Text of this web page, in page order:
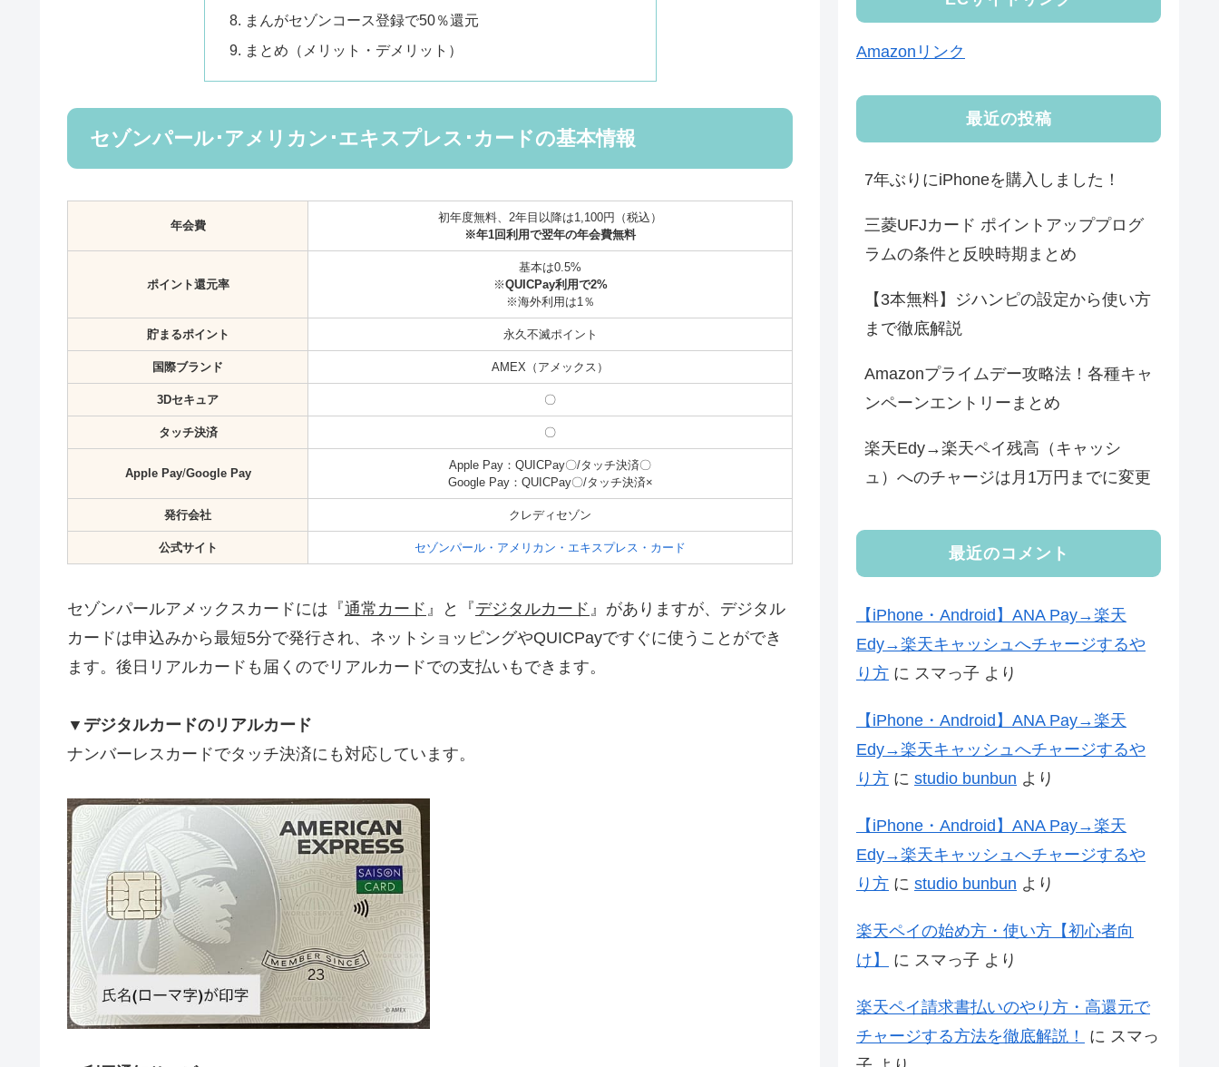
まんがセゾンコース登録で50％還元
まとめ（メリット・デメリット）
セゾンパール･アメリカン･エキスプレス･カードの基本情報
年会費
初年度無料、2年目以降は1,100円（税込）
※年1回利用で翌年の年会費無料
ポイント還元率
基本は0.5%
※QUICPay利用で2%
※海外利用は1％
貯まるポイント 永久不滅ポイント
国際ブランド AMEX（アメックス）
3Dセキュア 〇
タッチ決済 〇
Apple Pay/Google Pay
Apple Pay：QUICPay〇/タッチ決済〇
Google Pay：QUICPay〇/タッチ決済×
発行会社 クレディセゾン
公式サイト セゾンパール・アメリカン・エキスプレス・カード
セゾンパールアメックスカードには『通常カード 』と『デジタルカード 』がありますが、デジタル
カードは申込みから最短5分で発行され、ネットショッピングやQUICPayですぐに使うことができ
ます。後日リアルカードも届くのでリアルカードでの支払いもできます。
▼デジタルカードのリアルカード
ナンバーレスカードでタッチ決済にも対応しています。
Amazonリンク
最近の投稿
7年ぶりにiPhoneを購入しました！
三菱UFJカード ポイントアッププログ
ラムの条件と反映時期まとめ
【3本無料】ジハンピの設定から使い方
まで徹底解説
Amazonプライムデー攻略法！各種キャ
ンペーンエントリーまとめ
楽天Edy→楽天ペイ残高（キャッシ
ュ）へのチャージは月1万円までに変更
最近のコメント
【iPhone・Android】ANA Pay→楽天
Edy→楽天キャッシュへチャージするや
り方 に スマっ子 より
【iPhone・Android】ANA Pay→楽天
Edy→楽天キャッシュへチャージするや
り方 に studio bunbun より
【iPhone・Android】ANA Pay→楽天
Edy→楽天キャッシュへチャージするや
り方 に studio bunbun より
楽天ペイの始め方・使い方【初心者向
け】
に スマっ子 より
楽天ペイ請求書払いのやり方・高還元で
チャージする方法を徹底解説！
に スマっ